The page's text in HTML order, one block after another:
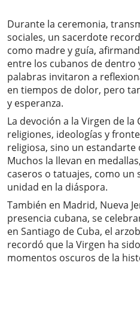
Durante la ceremonia,
sociales, un sacerdote
como madre y guía,
entre los cubanos de dentro
palabras invitaron a
en tiempos de dolor, pero
y esperanza.
La devoción a la Virgen de
religiones, ideologías y
religiosa, sino un estandarte
Muchos la llevan en
caseros o tatuajes, como
unidad en la diáspora.
También en Madrid, Nueva
presencia cubana, se
en Santiago de Cuba, el
recordó que la Virgen ha
momentos oscuros de la